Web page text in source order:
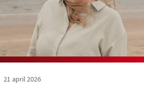
21 april 2026